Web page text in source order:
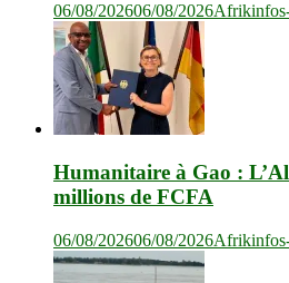
06/08/202606/08/2026
Humanitaire à Gao :
millions de FCFA
06/08/202606/08/2026